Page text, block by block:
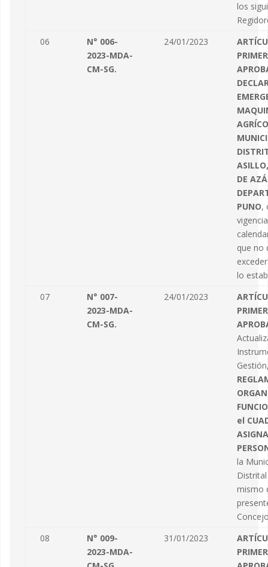
los
06
N° 006-
2023-MDA-
CM-SG.
24/01/2023
DE
PUNO,
que no
lo
07
N° 007-
2023-MDA-
CM-SG.
24/01/2023
el
la
mismo
08
N° 009-
2023-MDA-
31/01/2023